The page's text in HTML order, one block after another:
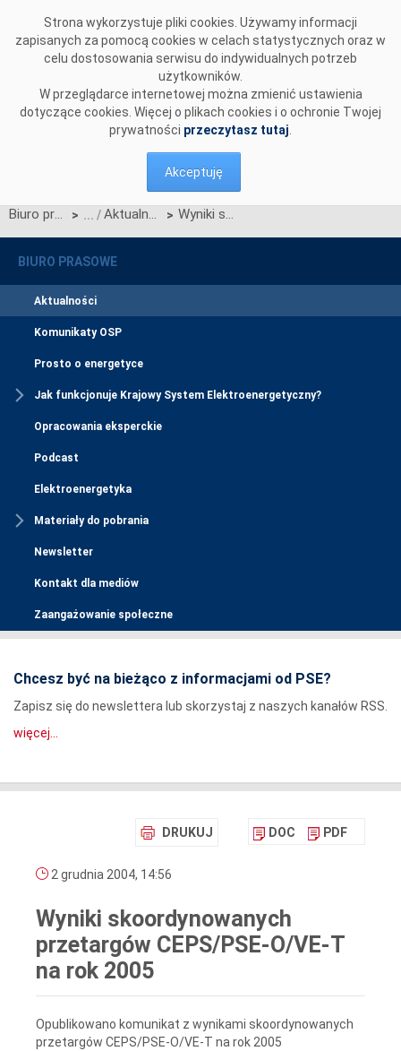
Strona wykorzystuje pliki cookies. Używamy informacji
zapisanych za pomocą cookies w celach statystycznych oraz w
celu dostosowania serwisu do indywidualnych potrzeb
użytkowników.
W przeglądarce internetowej można zmienić ustawienia
dotyczące cookies. Więcej o plikach cookies i o ochronie Twojej
prywatności przeczytasz tutaj
Akceptuję
Biuro prasowe > Aktualności > Wyniki skoordynowanych przetargów CEPS/PSE-O/VE-T na rok 2005
BIURO PRASOWE
Aktualności
Komunikaty OSP
Prosto o energetyce
Jak funkcjonuje Krajowy System Elektroenergetyczny?
Opracowania eksperckie
Podcast
Elektroenergetyka
Materiały do pobrania
Newsletter
Kontakt dla mediów
Zaangażowanie społeczne
Chcesz być na bieżąco z informacjami od PSE?
Zapisz się do newslettera lub skorzystaj z naszych kanałów RSS.
więcej...
DRUKUJ DOC PDF
2 grudnia 2004, 14:56
Wyniki skoordynowanych
przetargów CEPS/PSE-O/VE-T
na rok 2005
Opublikowano komunikat z wynikami skoordynowanych
przetargów CEPS/PSE-O/VE-T na rok 2005